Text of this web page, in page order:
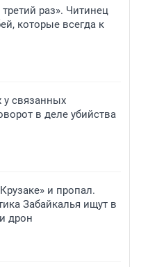
раз». Читинец
которые всегда к
у связанных
в деле убийства
и пропал.
Забайкалья ищут в
дрон